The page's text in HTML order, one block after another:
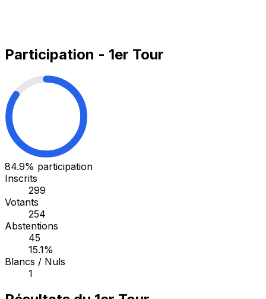
Participation - 1er Tour
84.9% participation
Inscrits
299
Votants
254
Abstentions
45
15.1%
Blancs / Nuls
1